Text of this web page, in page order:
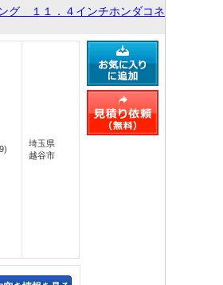
１１．４インチホンダコネ
埼玉県
越谷市